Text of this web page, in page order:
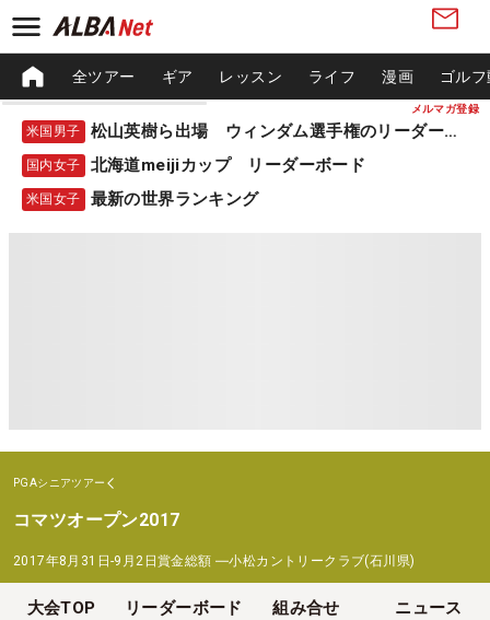
メルマガ登録
全ツアー ギア レッスン ライフ 漫画 ゴル
米国男子 松山英樹ら出場 ウィンダム選手権のリーダーボード
国内女子 北海道meijiカップ リーダーボード
米国女子 最新の世界ランキング
PGAシニアツアー
コマツオープン2017
2017年8月31日-9月2日賞金総額 ―小松カントリークラブ(石川県)
大会TOP リーダーボード 組み合せ ニュース